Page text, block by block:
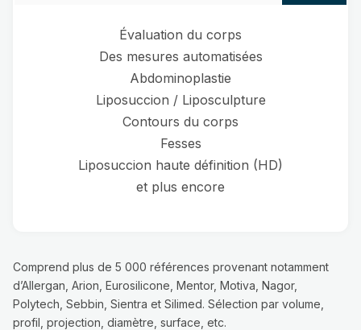
Évaluation du corps
Des mesures automatisées
Abdominoplastie
Liposuccion / Liposculpture
Contours du corps
Fesses
Liposuccion haute définition (HD)
et plus encore
Comprend plus de 5 000 références provenant notamment
d’Allergan, Arion, Eurosilicone, Mentor, Motiva, Nagor,
Polytech, Sebbin, Sientra et Silimed. Sélection par volume,
profil, projection, diamètre, surface, etc.